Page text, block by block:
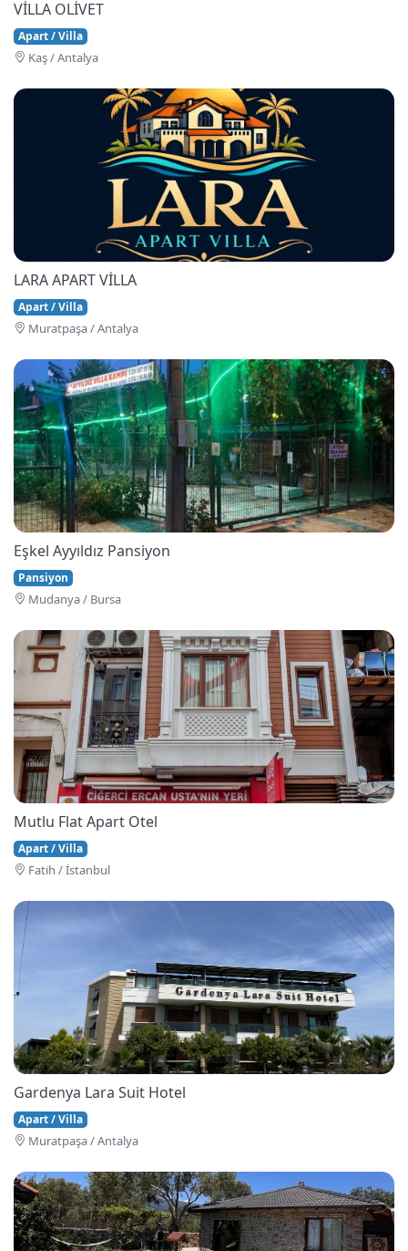
VİLLA OLİVET
Apart / Villa
Kaş / Antalya
LARA APART VİLLA
Apart / Villa
Muratpaşa / Antalya
Eşkel Ayyıldız Pansiyon
Pansiyon
Mudanya / Bursa
Mutlu Flat Apart Otel
Apart / Villa
Fati̇h / İstanbul
Gardenya Lara Suit Hotel
Apart / Villa
Muratpaşa / Antalya